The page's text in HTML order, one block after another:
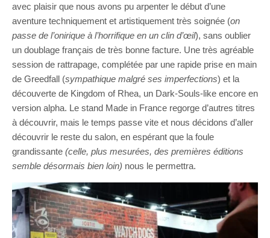
avec plaisir que nous avons pu arpenter le début d’une
aventure techniquement et artistiquement très soignée (on
passe de l’onirique à l’horrifique en un clin d’œil), sans oublier
un doublage français de très bonne facture. Une très agréable
session de rattrapage, complétée par une rapide prise en main
de Greedfall (sympathique malgré ses imperfections) et la
découverte de Kingdom of Rhea, un Dark-Souls-like encore en
version alpha. Le stand Made in France regorge d’autres titres
à découvrir, mais le temps passe vite et nous décidons d’aller
découvrir le reste du salon, en espérant que la foule
grandissante (celle, plus mesurées, des premières éditions
semble désormais bien loin) nous le permettra.